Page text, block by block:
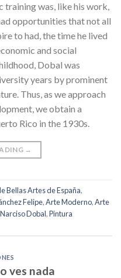
was, like his work,
opportunities that not all
to had, the time he lived
and social
Dobal was
years by prominent
Thus, as we approach
we obtain a
Rico in the 1930s.
→
Bellas Artes de España,
Felipe,Arte Moderno,Arte
Narciso Dobal,Pintura
ves nada